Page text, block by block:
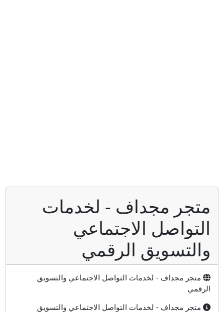
مجداف - لخدمات
الاجتماعي
الرقمي
متجر مجداف - لخدمات التواصل الاجتماعي والتسويق
متجر مجداف - لخدمات التواصل الاجتماعي والتسويق